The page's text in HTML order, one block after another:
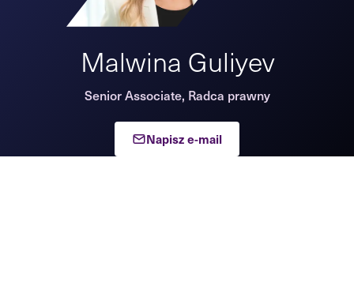
Malwina Guliyev
Senior Associate, Radca prawny
Napisz e-mail